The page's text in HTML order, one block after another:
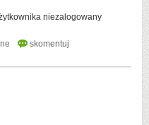
niezalogowany